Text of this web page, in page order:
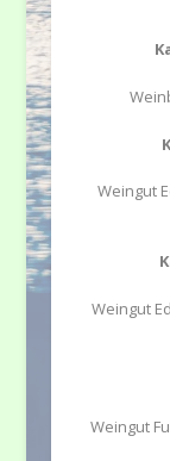
Weingut
Weingut
Weingut